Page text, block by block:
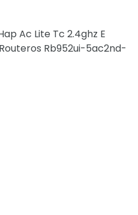
Ac Lite Tc 2.4ghz E
Rb952ui-5ac2nd-